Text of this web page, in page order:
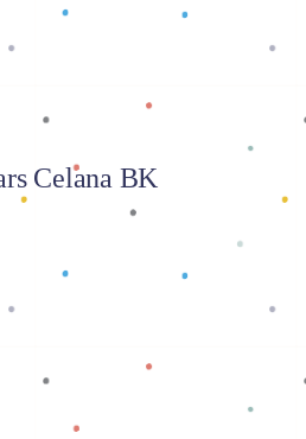
Celana BK